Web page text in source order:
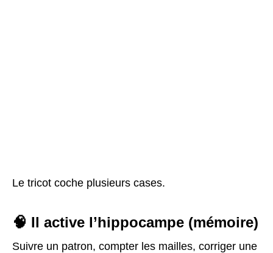
Le tricot coche plusieurs cases.
🧠 Il active l’hippocampe (mémoire)
Suivre un patron, compter les mailles, corriger une